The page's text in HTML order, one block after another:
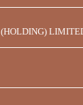
先票据之同意征求